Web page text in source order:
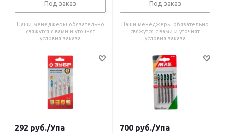
Под заказ
Наши менеджеры обязательно
свяжутся с вами и уточнят
условия заказа
Под заказ
Наши менеджеры обязательно
свяжутся с вами и уточнят
условия заказа
292 руб./Упа 700 руб./Упа